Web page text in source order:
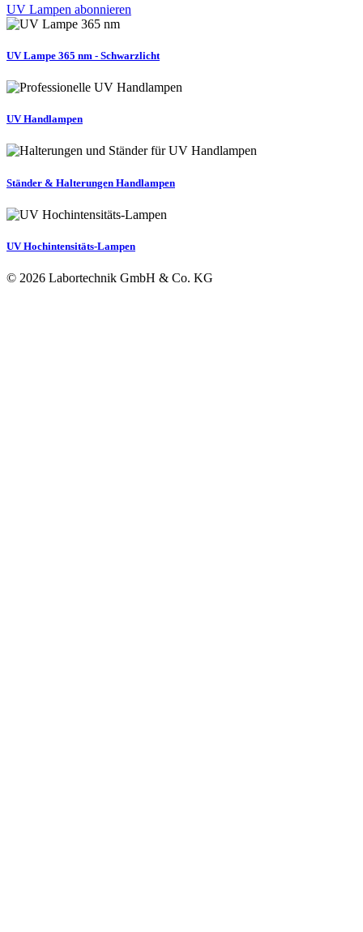
UV Lampen abonnieren
UV Lampe 365 nm - Schwarzlicht
UV Handlampen
Ständer & Halterungen Handlampen
UV Hochintensitäts-Lampen
© 2026 Labortechnik GmbH & Co. KG